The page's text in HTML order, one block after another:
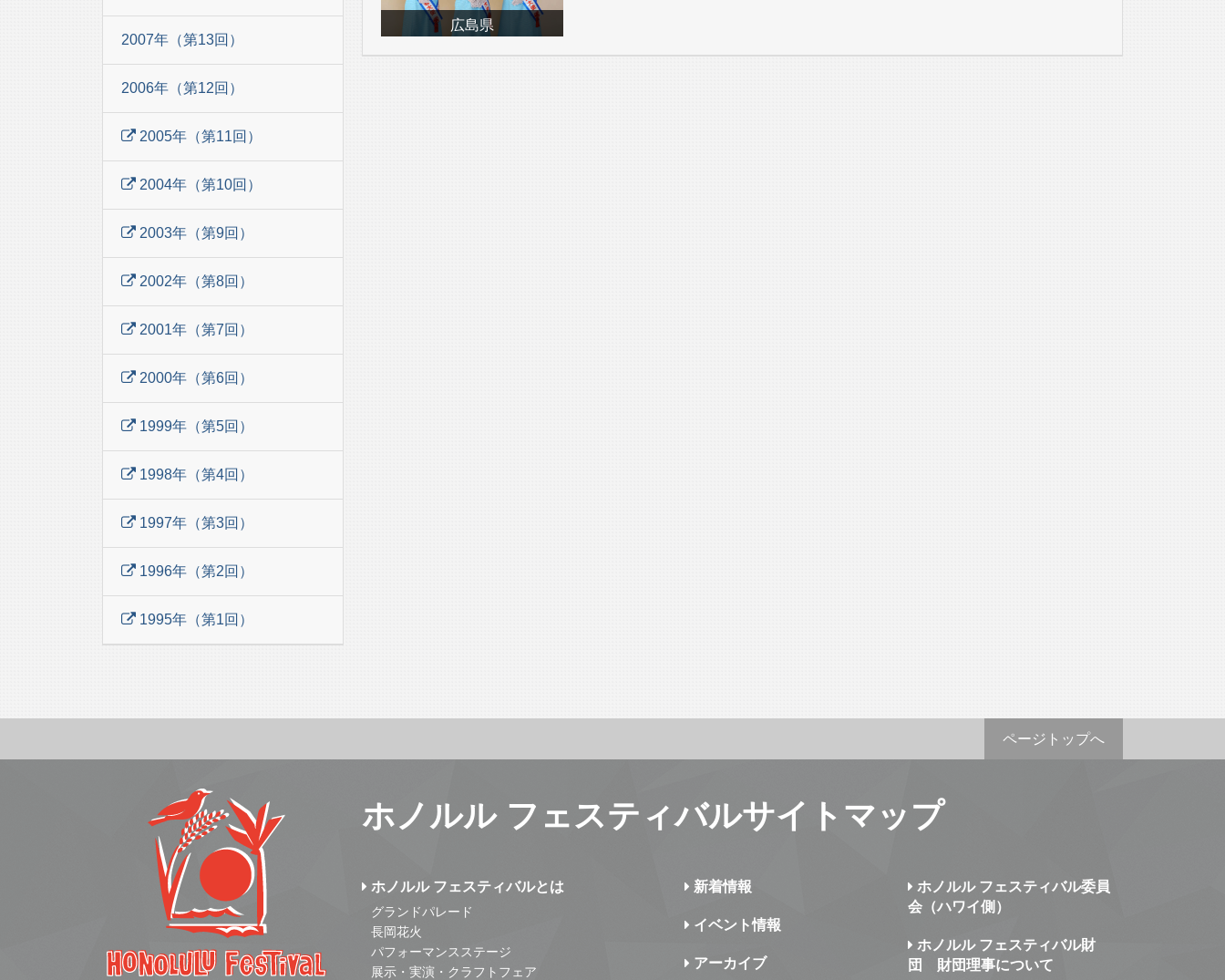
2007年（第13回）
2006年（第12回）
2005年（第11回）
2004年（第10回）
2003年（第9回）
2002年（第8回）
2001年（第7回）
2000年（第6回）
1999年（第5回）
1998年（第4回）
1997年（第3回）
1996年（第2回）
1995年（第1回）
広島県
ページトップへ
ホノルル フェスティバルサイトマップ
ホノルル フェスティバルとは
グランドパレード
長岡花火
パフォーマンスステージ
展示・実演・クラフトフェア
新着情報
イベント情報
アーカイブ
ホノルル フェスティバル委員
会（ハワイ側）
ホノルル フェスティバル財
団 財団理事について